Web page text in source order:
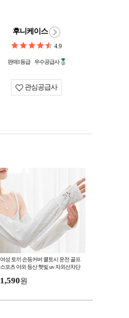
후니케이스
4.9
판매1등급 우수공급사
관심공급사
여성 토끼 손등커버 쿨토시 운전 골프
스포츠 야외 등산 햇빛 uv 자외선차단
1,590원